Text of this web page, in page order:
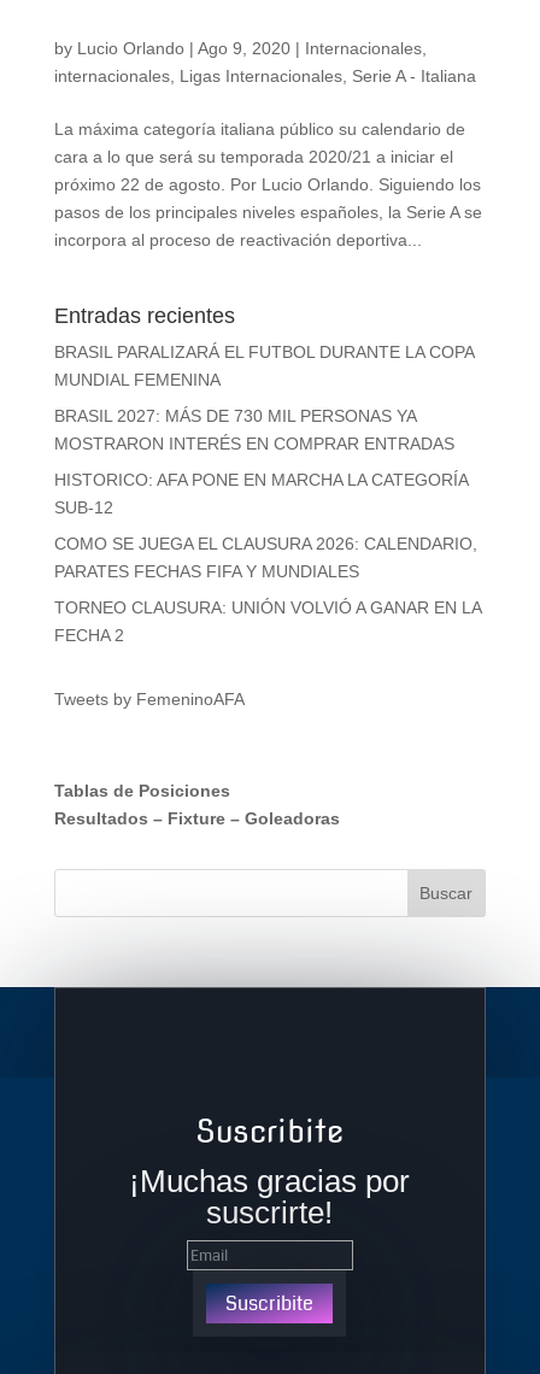
by Lucio Orlando| Ago 9, 2020| Internacionales,
internacionales, Ligas Internacionales, Serie A - Italiana
La máxima categoría italiana público su calendario de
cara a lo que será su temporada 2020/21 a iniciar el
próximo 22 de agosto. Por Lucio Orlando. Siguiendo los
pasos de los principales niveles españoles, la Serie A se
incorpora al proceso de reactivación deportiva...
Entradas recientes
BRASIL PARALIZARÁ EL FUTBOL DURANTE LA COPA
MUNDIAL FEMENINA
BRASIL 2027: MÁS DE 730 MIL PERSONAS YA
MOSTRARON INTERÉS EN COMPRAR ENTRADAS
HISTORICO: AFA PONE EN MARCHA LA CATEGORÍA
SUB-12
COMO SE JUEGA EL CLAUSURA 2026: CALENDARIO,
PARATES FECHAS FIFA Y MUNDIALES
TORNEO CLAUSURA: UNIÓN VOLVIÓ A GANAR EN LA
FECHA 2
Tweets by FemeninoAFA
Tablas de Posiciones
Resultados – Fixture– Goleadoras
Suscribite
¡Muchas gracias por
suscrirte!
Suscribite